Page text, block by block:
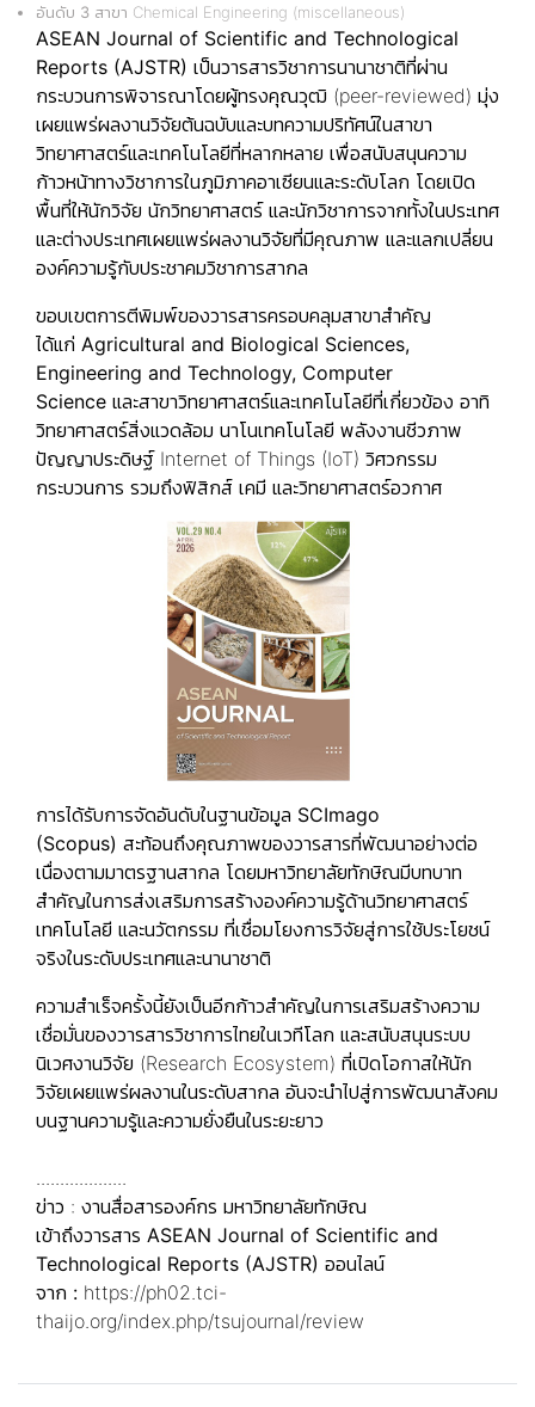
อันดับ 3 สาขา Chemical Engineering (miscellaneous)
ASEAN Journal of Scientific and Technological
Reports (AJSTR) เป็นวารสารวิชาการนานาชาติที่ผ่าน
กระบวนการพิจารณาโดยผู้ทรงคุณวุฒิ (peer-reviewed) มุ่ง
เผยแพร่ผลงานวิจัยต้นฉบับและบทความปริทัศน์ในสาขา
วิทยาศาสตร์และเทคโนโลยีที่หลากหลาย เพื่อสนับสนุนความ
ก้าวหน้าทางวิชาการในภูมิภาคอาเซียนและระดับโลก โดยเปิด
พื้นที่ให้นักวิจัย นักวิทยาศาสตร์ และนักวิชาการจากทั้งในประเทศ
และต่างประเทศเผยแพร่ผลงานวิจัยที่มีคุณภาพ และแลกเปลี่ยน
องค์ความรู้กับประชาคมวิชาการสากล
ขอบเขตการตีพิมพ์ของวารสารครอบคลุมสาขาสำคัญ
ได้แก่ Agricultural and Biological Sciences,
Engineering and Technology, Computer
Science และสาขาวิทยาศาสตร์และเทคโนโลยีที่เกี่ยวข้อง อาทิ
วิทยาศาสตร์สิ่งแวดล้อม นาโนเทคโนโลยี พลังงานชีวภาพ
ปัญญาประดิษฐ์ Internet of Things (IoT) วิศวกรรม
กระบวนการ รวมถึงฟิสิกส์ เคมี และวิทยาศาสตร์อวกาศ
การได้รับการจัดอันดับในฐานข้อมูล SCImago
(Scopus) สะท้อนถึงคุณภาพของวารสารที่พัฒนาอย่างต่อ
เนื่องตามมาตรฐานสากล โดยมหาวิทยาลัยทักษิณมีบทบาท
สำคัญในการส่งเสริมการสร้างองค์ความรู้ด้านวิทยาศาสตร์
เทคโนโลยี และนวัตกรรม ที่เชื่อมโยงการวิจัยสู่การใช้ประโยชน์
จริงในระดับประเทศและนานาชาติ
ความสำเร็จครั้งนี้ยังเป็นอีกก้าวสำคัญในการเสริมสร้างความ
เชื่อมั่นของวารสารวิชาการไทยในเวทีโลก และสนับสนุนระบบ
นิเวศงานวิจัย (Research Ecosystem) ที่เปิดโอกาสให้นัก
วิจัยเผยแพร่ผลงานในระดับสากล อันจะนำไปสู่การพัฒนาสังคม
บนฐานความรู้และความยั่งยืนในระยะยาว
...................
ข่าว : งานสื่อสารองค์กร มหาวิทยาลัยทักษิณ
เข้าถึงวารสาร ASEAN Journal of Scientific and
Technological Reports (AJSTR) ออนไลน์
จาก : https://ph02.tci-
thaijo.org/index.php/tsujournal/review